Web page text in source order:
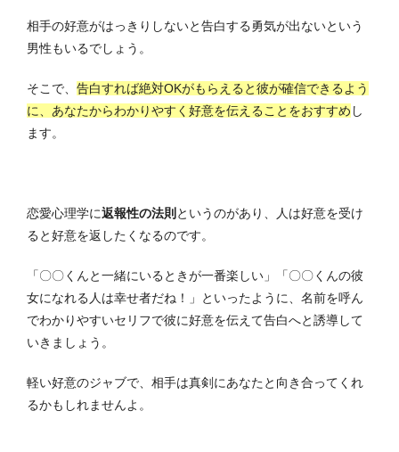
相手の好意がはっきりしないと告白する勇気が出ないという
男性もいるでしょう。
そこで、 告白すれば絶対OKがもらえると彼が確信できるよう
に、あなたからわかりやすく好意を伝えることをおすすめ し
ます。
恋愛心理学に返報性の法則 というのがあり、人は好意を受け
ると好意を返したくなるのです。
「〇〇くんと一緒にいるときが一番楽しい」「〇〇くんの彼
女になれる人は幸せ者だね！」といったように、名前を呼ん
でわかりやすいセリフで彼に好意を伝えて告白へと誘導して
いきましょう。
軽い好意のジャブで、相手は真剣にあなたと向き合ってくれ
るかもしれませんよ。